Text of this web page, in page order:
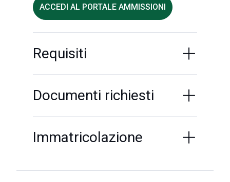
ACCEDI AL PORTALE AMMISSIONI
Requisiti
Documenti richiesti
Immatricolazione